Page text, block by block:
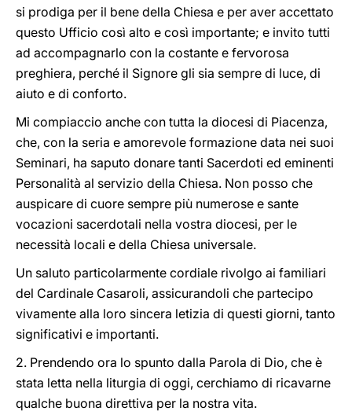
si prodiga per il bene della Chiesa e per aver accettato
questo Ufficio così alto e così importante; e invito tutti
ad accompagnarlo con la costante e fervorosa
preghiera, perché il Signore gli sia sempre di luce, di
aiuto e di conforto.
Mi compiaccio anche con tutta la diocesi di Piacenza,
che, con la seria e amorevole formazione data nei suoi
Seminari, ha saputo donare tanti Sacerdoti ed eminenti
Personalità al servizio della Chiesa. Non posso che
auspicare di cuore sempre più numerose e sante
vocazioni sacerdotali nella vostra diocesi, per le
necessità locali e della Chiesa universale.
Un saluto particolarmente cordiale rivolgo ai familiari
del Cardinale Casaroli, assicurandoli che partecipo
vivamente alla loro sincera letizia di questi giorni, tanto
significativi e importanti.
2. Prendendo ora lo spunto dalla Parola di Dio, che è
stata letta nella liturgia di oggi, cerchiamo di ricavarne
qualche buona direttiva per la nostra vita.